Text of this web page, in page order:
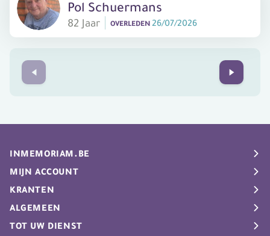
Pol Schuermans
82 Jaar OVERLEDEN 26/07/2026
Prev Next
INMEMORIAM.BE
Rouwberichten
MIJN ACCOUNT
My Inmemoriam
Beheer je rouwpagina
KRANTEN
De Standaard
ALGEMEEN
Gebruiksvoorwaarden
TOT UW DIENST